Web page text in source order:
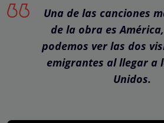
Una de las canciones
de la obra es
podemos ver las dos
emigrantes al llegar a
Unidos.